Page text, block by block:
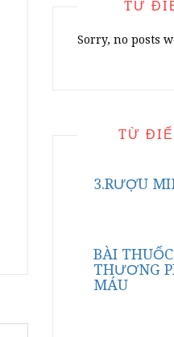
TỪ
Sorry, no posts
TỪ
3.RƯỢU
BÀI
THƯƠNG
MÁU